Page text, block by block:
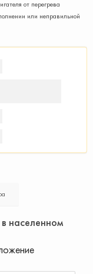
от перегрева
или неправильной
населенном